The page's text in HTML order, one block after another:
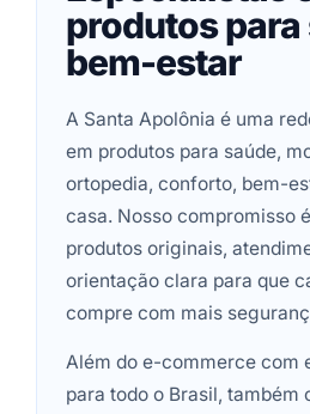
produtos para
bem-estar
A Santa Apolônia é uma
em produtos para saúde,
ortopedia, conforto, bem-
casa. Nosso compromisso
produtos originais,
orientação clara para que
compre com mais
Além do e-commerce com
para todo o Brasil, também